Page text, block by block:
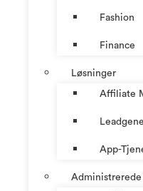
Fashion
Finance
Løsninger
Affiliate
App-